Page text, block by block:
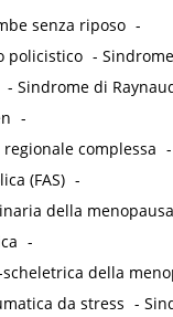
senza riposo -
policistico -
-Sindrome di
-
complessa -
(FAS) -
della menopausa
-
della
da stress -